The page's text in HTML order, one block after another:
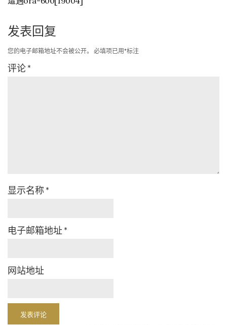
发表回复
您的电子邮箱地址不会被公开。 必填项已用*标注
评论*
显示名称 *
电子邮箱地址 *
网站地址